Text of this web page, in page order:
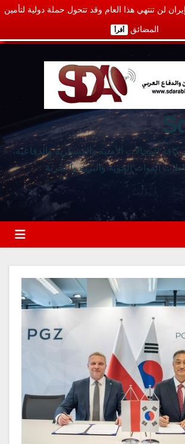
لن تنتهي هذا العام وقد تتحول حملة دولية لتأمين
المضائق أقرأ
المجالات الأمنية والعسكرية والدفاعية،
القوات الجوية والبرية والبحرية